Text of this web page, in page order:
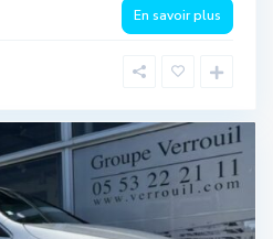
En savoir plus